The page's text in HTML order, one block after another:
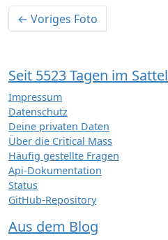
← Voriges Foto
Seit 5523 Tagen im Sattel
Impressum
Datenschutz
Deine privaten Daten
Über die Critical Mass
Häufig gestellte Fragen
Api-Dokumentation
Status
GitHub-Repository
Aus dem Blog